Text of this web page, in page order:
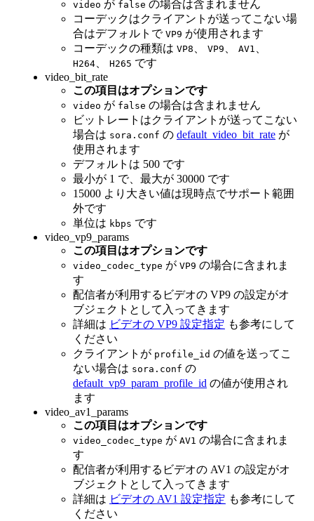
video が false の場合は含まれません
コーデックはクライアントが送ってこない場
合はデフォルトで VP9 が使用されます
コーデックの種類は VP8 VP9 AV1
H264 H265 です
video_bit_rate
この項目はオプションです
video が false の場合は含まれません
ビットレートはクライアントが送ってこない
場合は sora.conf の default_video_bit_rate が
使用されます
デフォルトは 500 です
最小が 1 で、最大が 30000 です
15000 より大きい値は現時点でサポート範囲
外です
単位は kbps です
video_vp9_params
この項目はオプションです
video_codec_type が VP9 の場合に含まれま
す
配信者が利用するビデオの VP9 の設定がオ
ブジェクトとして入ってきます
詳細は ビデオの VP9 設定指定 も参考にして
ください
クライアントが profile_id の値を送ってこ
ない場合は sora.conf の
default_vp9_param_profile_id の値が使用され
ます
video_av1_params
この項目はオプションです
video_codec_type が AV1 の場合に含まれま
す
配信者が利用するビデオの AV1 の設定がオ
ブジェクトとして入ってきます
詳細は ビデオの AV1 設定指定 も参考にして
ください